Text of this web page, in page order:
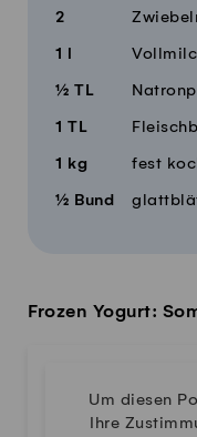
2
1 l
½ TL
1 TL
1 kg fest
½ Bund
Frozen Yogurt:
Um diesen
Ihre